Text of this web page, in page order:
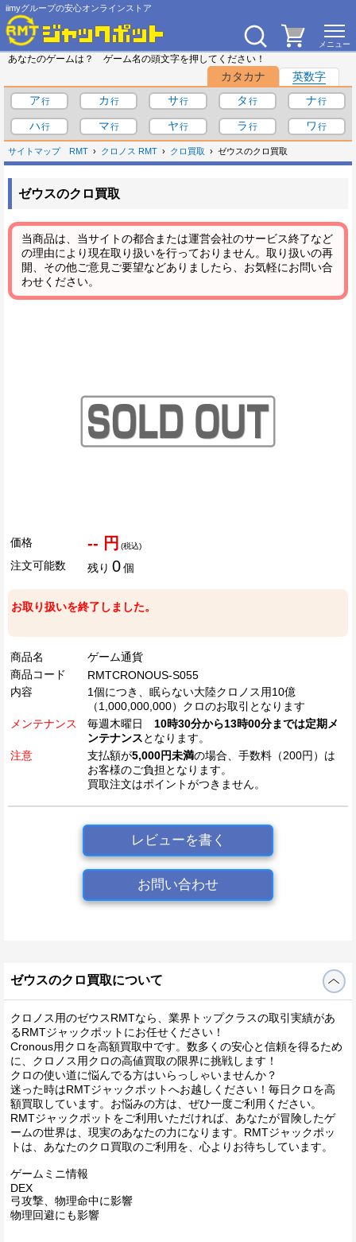
iimyグループの安心オンラインストア
あなたのゲームは？ ゲーム名の頭文字を押してください！
カタカナ
英数字
ア
カ サ タ
ナ
ハ
マ ヤ ラ ワ
サイトマップ RMT クロノス RMT クロ買取 ゼウスのクロ買取
ゼウスのクロ買取
当商品は、当サイトの都合または運営会社のサービス終了など
の理由により現在取り扱いを行っておりません。取り扱いの再
開、その他ご意見ご要望などありましたら、お気軽にお問い合
わせください。
価格 -- 円 (税込)
注文可能数 残り 0個
お取り扱いを終了しました。
商品名
ゲーム通貨
商品コード
RMTCRONOUS-S055
内容
1個につき、眠らない大陸クロノス用10億
（1,000,000,000）クロのお取引となります
メンテナンス
毎週木曜日 10時30分から13時00分までは定期メ
ンテナンスとなります。
注意
支払額が5,000円未満の場合、手数料（200円）は
お客様のご負担となります。
買取注文はポイントがつきません。
レビューを書く
お問い合わせ
ゼウスのクロ買取について
クロノス用のゼウスRMTなら、業界トップクラスの取引実績があ
るRMTジャックポットにお任せください！
Cronous用クロを高額買取中です。数多くの安心と信頼を得るため
に、クロノス用クロの高値買取の限界に挑戦します！
クロの使い道に悩んでる方はいらっしゃいませんか？
迷った時はRMTジャックポットへお越しください！毎日クロを高
額買取しています。お悩みの方は、ぜひ一度ご利用ください。
RMTジャックポットをご利用いただければ、あなたが冒険したゲ
ームの世界は、現実のあなたの力になります。RMTジャックポッ
トは、あなたのクロ買取のご利用を、心よりお待ちしています。
ゲームミニ情報
DEX
弓攻撃、物理命中に影響
物理回避にも影響